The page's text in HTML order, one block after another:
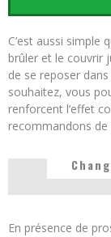
C’est aussi simple
brûler et le couvrir
de se reposer
souhaitez, vous
renforcent l’effet
recommandons
En présence de